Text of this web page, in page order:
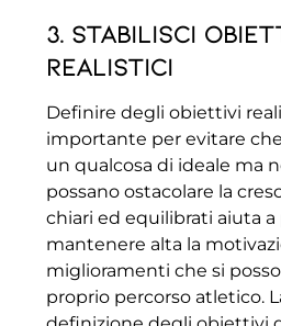
3. Stabilisci
realistici
Definire degli obiettivi
importante per evitare
un qualcosa di ideale ma
possano ostacolare la
chiari ed equilibrati aiuta a
mantenere alta la
miglioramenti che si
proprio percorso atletico.